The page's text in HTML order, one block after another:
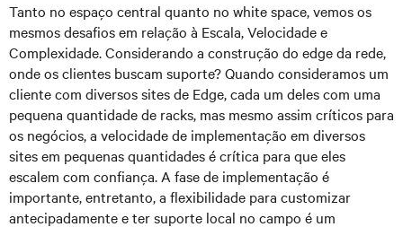
Tanto no espaço central quanto no white space, vemos os
mesmos desafios em relação à Escala, Velocidade e
Complexidade. Considerando a construção do edge da rede,
onde os clientes buscam suporte? Quando consideramos um
cliente com diversos sites de Edge, cada um deles com uma
pequena quantidade de racks, mas mesmo assim críticos para
os negócios, a velocidade de implementação em diversos
sites em pequenas quantidades é crítica para que eles
escalem com confiança. A fase de implementação é
importante, entretanto, a flexibilidade para customizar
antecipadamente e ter suporte local no campo é um